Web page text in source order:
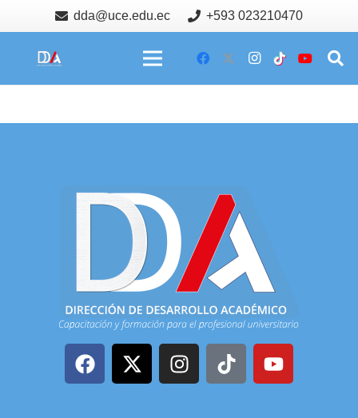
dda@uce.edu.ec +593 023210470